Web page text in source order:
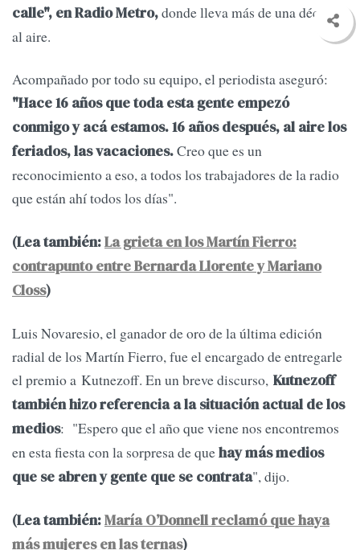
calle", en Radio Metro,donde lleva más de una década
al aire.
Acompañado por todo su equipo, el periodista aseguró:
"Hace 16 años que toda esta gente empezó
conmigo y acá estamos. 16 años después, al aire los
feriados, las vacaciones.Creo que es un
reconocimiento a eso, a todos los trabajadores de la radio
que están ahí todos los días".
(Lea también:La grieta en los Martín Fierro:
contrapunto entre Bernarda Llorente y Mariano
Closs)
Luis Novaresio, el ganador de oro de la última edición
radial de los Martín Fierro, fue el encargado de entregarle
el premio a Kutnezoff. En un breve discurso, Kutnezoff
también hizo referencia a la situación actual de los
medios: "Espero que el año que viene nos encontremos
en esta fiesta con la sorpresa de quehay más medios
que se abren y gente que se contrata", dijo.
(Lea también:María O’Donnell reclamó que haya
más mujeres en las ternas)